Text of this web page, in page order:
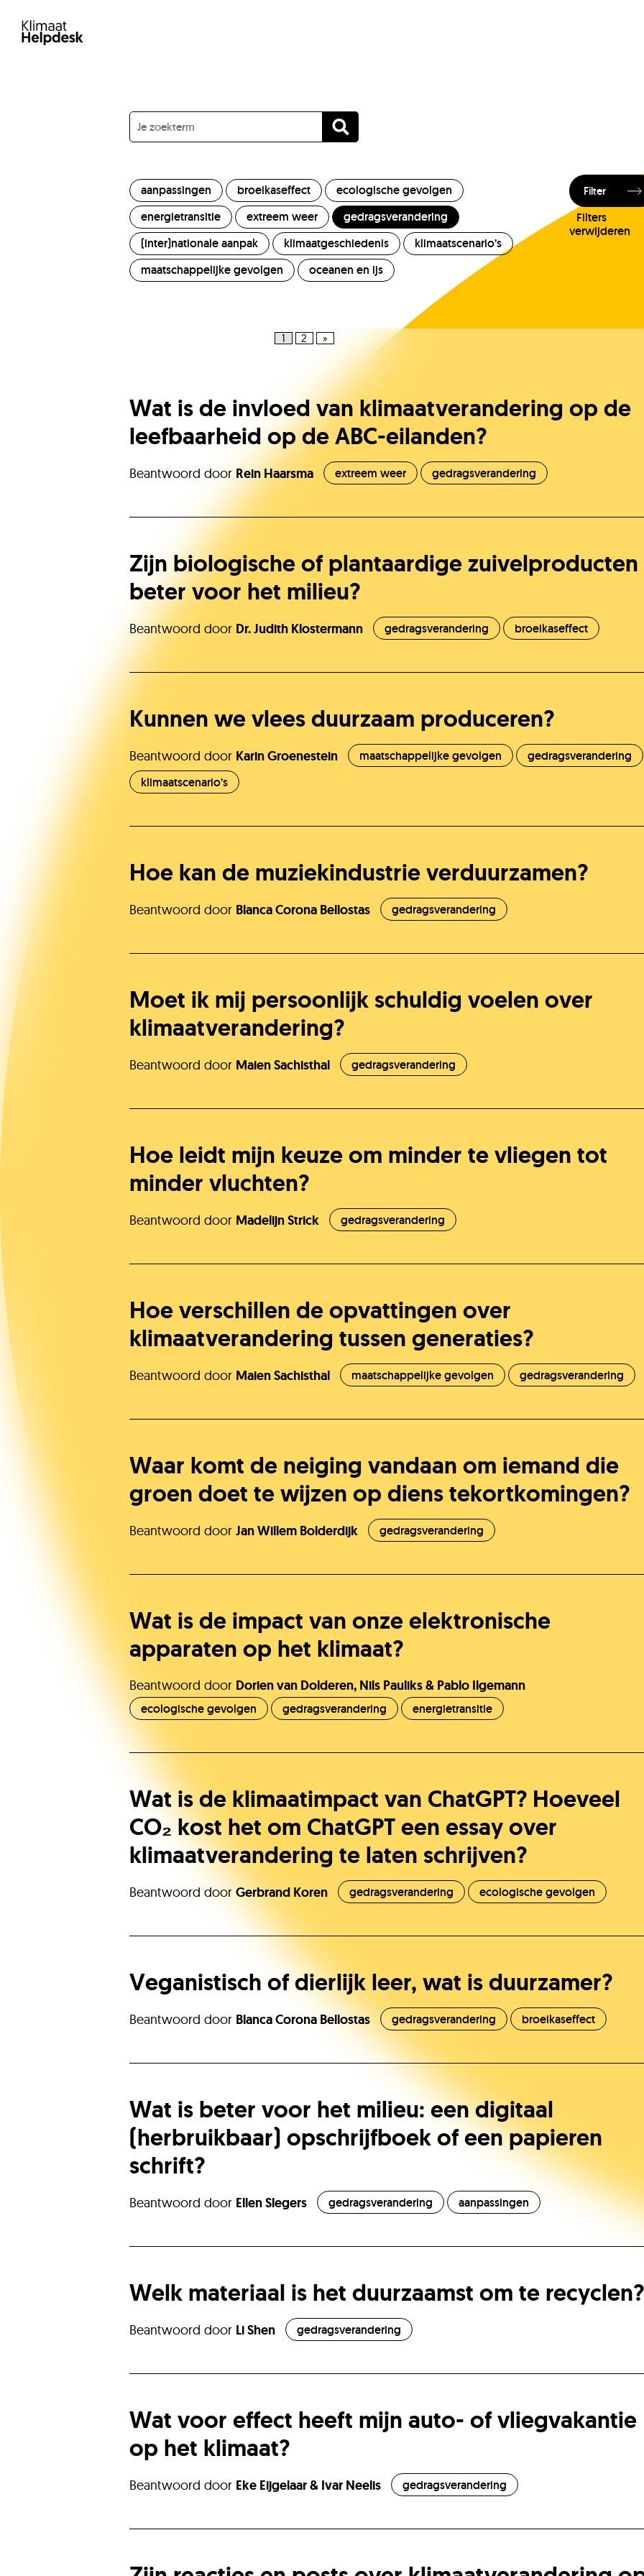
aanpassingen broeikaseffect
ecologische gevolgen
energietransitie
extreem weer
gedragsverandering
(inter)nationale aanpak
klimaatgeschiedenis
klimaatscenario’s
maatschappelijke gevolgen
oceanen en ijs
Filter
Filters
verwijderen
1 2 »
Wat is de invloed van klimaatverandering op de
leefbaarheid op de ABC-eilanden?
Beantwoord door Rein Haarsma extreem weer gedragsverandering
Zijn biologische of plantaardige zuivelproducten
beter voor het milieu?
Beantwoord door Dr. Judith Klostermann gedragsverandering broeikaseffect
Kunnen we vlees duurzaam produceren?
Beantwoord door Karin Groenestein maatschappelijke gevolgen
gedragsverandering
klimaatscenario’s
Hoe kan de muziekindustrie verduurzamen?
Beantwoord door Blanca Corona Bellostas gedragsverandering
Moet ik mij persoonlijk schuldig voelen over
klimaatverandering?
Beantwoord door Maien Sachisthal gedragsverandering
Hoe leidt mijn keuze om minder te vliegen tot
minder vluchten?
Beantwoord door Madelijn Strick gedragsverandering
Hoe verschillen de opvattingen over
klimaatverandering tussen generaties?
Beantwoord door Maien Sachisthal maatschappelijke gevolgen gedragsverandering
Waar komt de neiging vandaan om iemand die
groen doet te wijzen op diens tekortkomingen?
Beantwoord door Jan Willem Bolderdijk gedragsverandering
Wat is de impact van onze elektronische
apparaten op het klimaat?
Beantwoord door Dorien van Dolderen, Nils Pauliks& Pablo Ilgemann
ecologische gevolgen gedragsverandering energietransitie
Wat is de klimaatimpact van ChatGPT? Hoeveel
CO₂ kost het om ChatGPT een essay over
klimaatverandering te laten schrijven?
Beantwoord door Gerbrand Koren gedragsverandering ecologische gevolgen
Veganistisch of dierlijk leer, wat is duurzamer?
Beantwoord door Blanca Corona Bellostas gedragsverandering broeikaseffect
Wat is beter voor het milieu: een digitaal
(herbruikbaar) opschrijfboek of een papieren
schrift?
Beantwoord door Ellen Slegers gedragsverandering aanpassingen
Welk materiaal is het duurzaamst om te recyclen?
Beantwoord door Li Shen gedragsverandering
Wat voor effect heeft mijn auto- of vliegvakantie
op het klimaat?
Beantwoord door Eke Eijgelaar& Ivar Neelis gedragsverandering